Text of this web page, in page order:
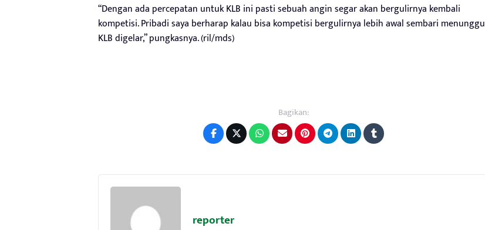
“Dengan ada percepatan untuk KLB ini pasti sebuah angin segar akan bergulirnya kembali
kompetisi. Pribadi saya berharap kalau bisa kompetisi bergulirnya lebih awal sembari menunggu
KLB digelar,” pungkasnya. (ril/mds)
Bagikan:
reporter